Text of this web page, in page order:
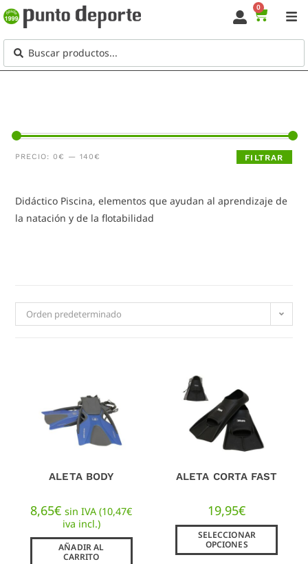
0
FILTRAR
PRECIO:0€ —140€
Didáctico Piscina, elementos que ayudan al aprendizaje de
la natación y de la flotabilidad
Orden predeterminado
ALETA BODY
8,65€ sin IVA (10,47€
iva incl.)
AÑADIR AL
CARRITO
ALETA CORTA FAST
19,95€
SELECCIONAR
OPCIONES